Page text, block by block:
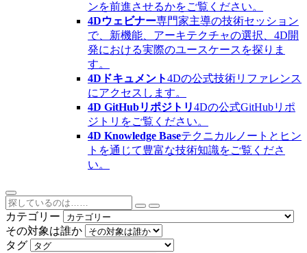
ンを前進させるかをご覧ください。
4Dウェビナー専門家主導の技術セッション
で、新機能、アーキテクチャの選択、4D開
発における実際のユースケースを探りま
す。
4Dドキュメント4Dの公式技術リファレンス
にアクセスします。
4D GitHubリポジトリ4Dの公式GitHubリポ
ジトリをご覧ください。
4D Knowledge Baseテクニカルノートとヒン
トを通じて豊富な技術知識をご覧くださ
い。
カテゴリー
その対象は誰か
タグ